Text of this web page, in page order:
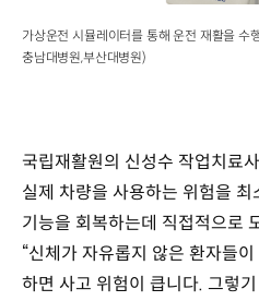
가상운전 시뮬레이터를 통해 운전 재활을 수
충남대병원,부산대병원)
국립재활원의 신성수 작업치료
실제 차량을 사용하는 위험을
기능을 회복하는데 직접적으로
“신체가 자유롭지 않은 환자들
하면 사고 위험이 큽니다. 그렇